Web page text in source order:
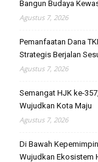
Bangun Budaya
Agustus 7, 2026
Pemanfaatan Dana
Strategis Berjalan
Agustus 7, 2026
Semangat HJK ke-
Wujudkan Kota Maju
Agustus 7, 2026
Di Bawah
Wujudkan Ekosistem